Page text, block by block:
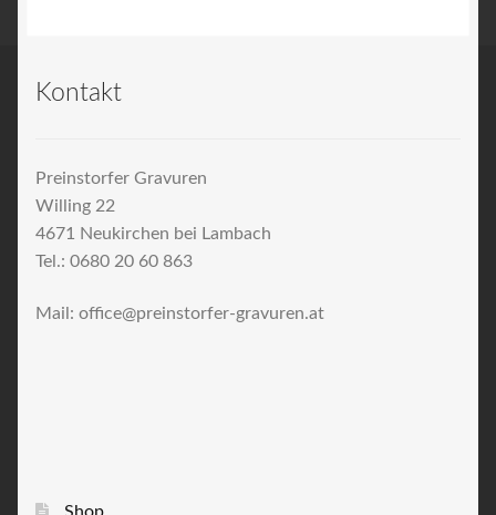
Kontakt
Preinstorfer Gravuren
Willing 22
4671 Neukirchen bei Lambach
Tel.: 0680 20 60 863
Mail: office@preinstorfer-gravuren.at